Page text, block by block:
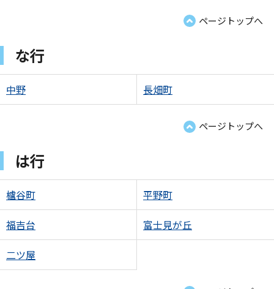
ページトップへ
な行
中野 長畑町
ページトップへ
は行
櫨谷町 平野町
福吉台 富士見が丘
二ツ屋